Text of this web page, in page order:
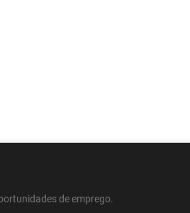
de emprego.